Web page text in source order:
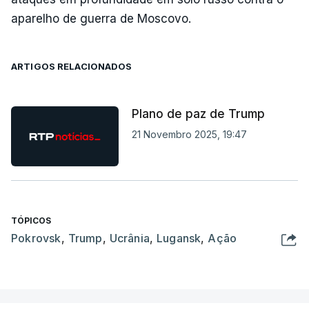
aparelho de guerra de Moscovo.
ARTIGOS RELACIONADOS
Plano de paz de Trump
21 Novembro 2025, 19:47
TÓPICOS
Pokrovsk, Trump, Ucrânia, Lugansk, Ação